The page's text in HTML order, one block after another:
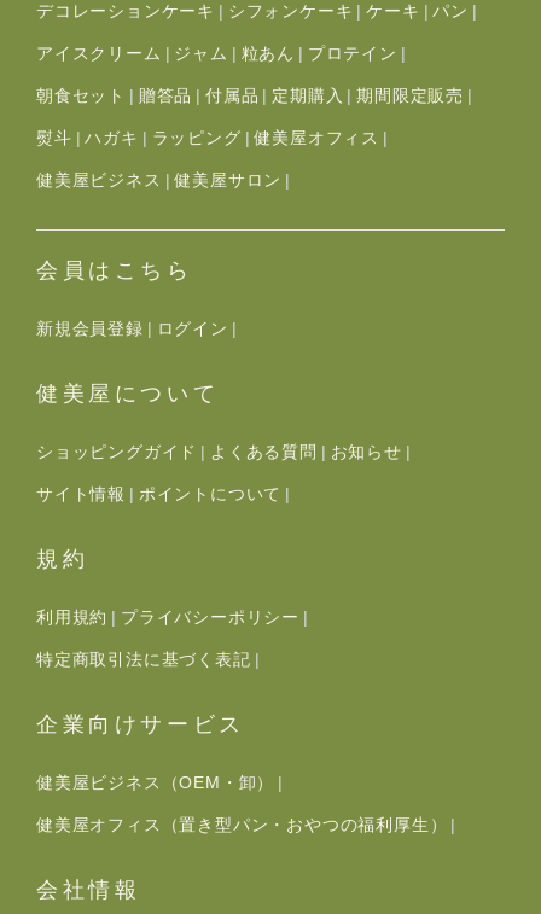
デコレーションケーキ シフォンケーキ ケーキ パン
アイスクリーム ジャム 粒あん プロテイン
朝食セット 贈答品 付属品 定期購入 期間限定販売
熨斗 ハガキ ラッピング 健美屋オフィス
健美屋ビジネス 健美屋サロン
会員はこちら
新規会員登録 ログイン
健美屋について
ショッピングガイド よくある質問 お知らせ
サイト情報 ポイントについて
規約
利用規約 プライバシーポリシー
特定商取引法に基づく表記
企業向けサービス
健美屋ビジネス（OEM・卸）
健美屋オフィス（置き型パン・おやつの福利厚生）
会社情報